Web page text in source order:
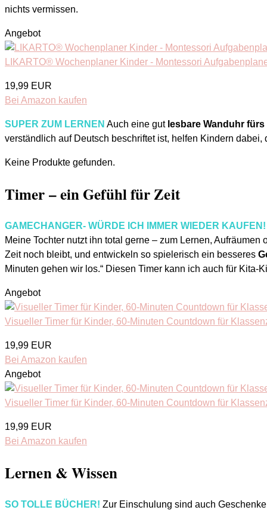
nichts vermissen.
Angebot
LIKARTO® Wochenplaner Kinder - Montessori
19,99 EUR
Bei Amazon kaufen
SUPER ZUM LERNEN Auch eine gut lesbare Wanduhr
verständlich auf Deutsch beschriftet ist, helfen Kindern
Keine Produkte gefunden.
Timer – ein Gefühl für Zeit
GAMECHANGER- WÜRDE ICH IMMER WIEDER
Meine Tochter nutzt ihn total gerne – zum Lernen,
Zeit noch bleibt, und entwickeln so spielerisch ein besseres
Minuten gehen wir los.“ Diesen Timer kann ich auch für Kita-
Angebot
Visueller Timer für Kinder, 60-Minuten Countdown für
19,99 EUR
Bei Amazon kaufen
Angebot
Visueller Timer für Kinder, 60-Minuten Countdown für
19,99 EUR
Bei Amazon kaufen
Lernen & Wissen
SO TOLLE BÜCHER! Zur Einschulung sind auch